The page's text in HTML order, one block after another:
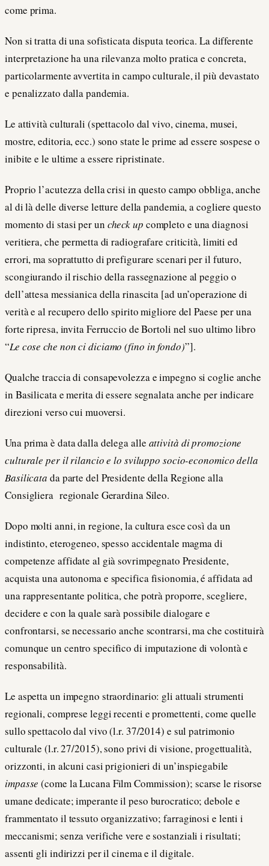
come prima.
Non si tratta di una sofisticata disputa teorica. La differente
interpretazione ha una rilevanza molto pratica e concreta,
particolarmente avvertita in campo culturale, il più devastato
e penalizzato dalla pandemia.
Le attività culturali (spettacolo dal vivo, cinema, musei,
mostre, editoria, ecc.) sono state le prime ad essere sospese o
inibite e le ultime a essere ripristinate.
Proprio l’acutezza della crisi in questo campo obbliga, anche
al di là delle diverse letture della pandemia, a cogliere questo
momento di stasi per un check up completo e una diagnosi
veritiera, che permetta di radiografare criticità, limiti ed
errori, ma soprattutto di prefigurare scenari per il futuro,
scongiurando il rischio della rassegnazione al peggio o
dell’attesa messianica della rinascita [ad un’operazione di
verità e al recupero dello spirito migliore del Paese per una
forte ripresa, invita Ferruccio de Bortoli nel suo ultimo libro
“Le cose che non ci diciamo (fino in fondo)”].
Qualche traccia di consapevolezza e impegno si coglie anche
in Basilicata e merita di essere segnalata anche per indicare
direzioni verso cui muoversi.
Una prima è data dalla delega alle attività di promozione
culturale per il rilancio e lo sviluppo socio-economico della
Basilicata da parte del Presidente della Regione alla
Consigliera regionale Gerardina Sileo.
Dopo molti anni, in regione, la cultura esce così da un
indistinto, eterogeneo, spesso accidentale magma di
competenze affidate al già sovrimpegnato Presidente,
acquista una autonoma e specifica fisionomia, é affidata ad
una rappresentante politica, che potrà proporre, scegliere,
decidere e con la quale sarà possibile dialogare e
confrontarsi, se necessario anche scontrarsi, ma che costituirà
comunque un centro specifico di imputazione di volontà e
responsabilità.
Le aspetta un impegno straordinario: gli attuali strumenti
regionali, comprese leggi recenti e promettenti, come quelle
sullo spettacolo dal vivo (l.r. 37/2014) e sul patrimonio
culturale (l.r. 27/2015), sono privi di visione, progettualità,
orizzonti, in alcuni casi prigionieri di un’inspiegabile
impasse (come la Lucana Film Commission); scarse le risorse
umane dedicate; imperante il peso burocratico; debole e
frammentato il tessuto organizzativo; farraginosi e lenti i
meccanismi; senza verifiche vere e sostanziali i risultati;
assenti gli indirizzi per il cinema e il digitale.